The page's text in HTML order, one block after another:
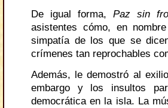
De igual forma, Paz sin
asistentes cómo, en
simpatía de los que se
crímenes tan reprochables
Además, le demostró al
embargo y los insultos
democrática en la isla. La